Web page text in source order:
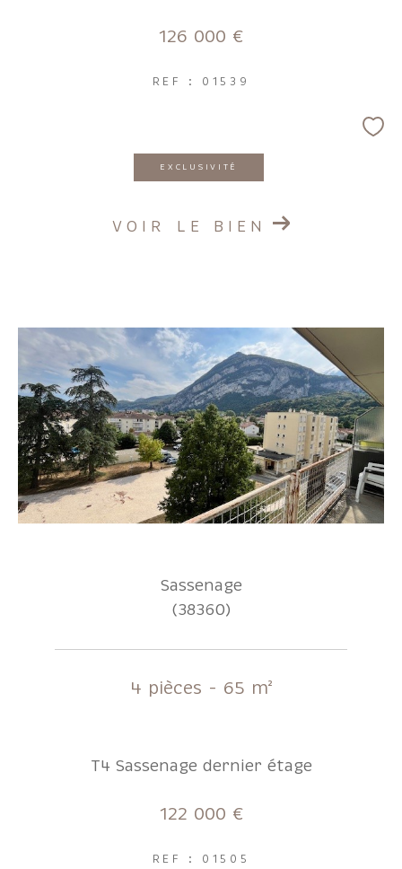
126 000 €
REF : 01539
EXCLUSIVITÉ
VOIR LE BIEN
Sassenage
(38360)
4 pièces - 65 m²
T4 Sassenage dernier étage
122 000 €
REF : 01505